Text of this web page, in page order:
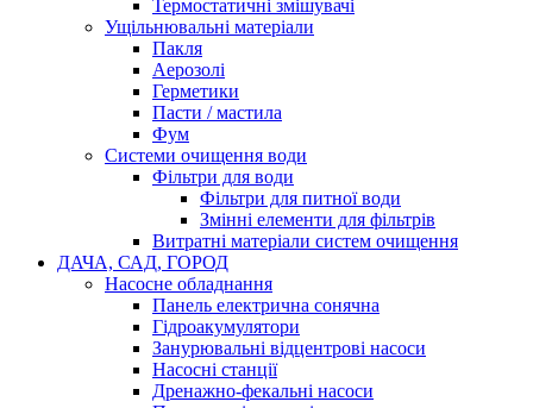
Термостатичні змішувачі
Ущільнювальні матеріали
Пакля
Аерозолі
Герметики
Пасти / мастила
Фум
Системи очищення води
Фільтри для води
Фільтри для питної води
Змінні елементи для фільтрів
Витратні матеріали систем очищення
ДАЧА, САД, ГОРОД
Насосне обладнання
Панель електрична сонячна
Гідроакумулятори
Занурювальні відцентрові насоси
Насосні станції
Дренажно-фекальні насоси